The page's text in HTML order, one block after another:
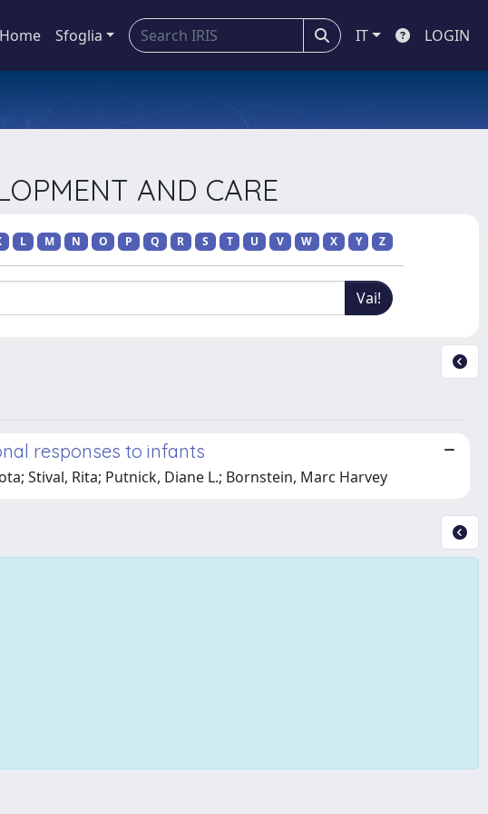
Home Sfoglia IT LOGIN
AND CARE
L M N O P Q R S T U V W X Y Z
responses to infants
Stival, Rita; Putnick, Diane L.; Bornstein, Marc Harvey